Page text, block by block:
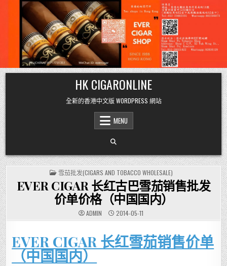
Skip
to
content
HK CIGARONLINE
全新的香港中文版 WORDPRESS 網站
MENU
POSTED
IN
雪茄批发(CIGARS AND TOBACCO WHOLESALE)
EVER CIGAR 长红古巴雪茄销售批发
价单价格（中国国内）
ADMIN 2014-05-11
EVER CIGAR 长红雪茄销售价单
（中国国内）